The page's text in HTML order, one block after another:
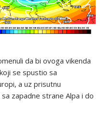
da bi ovoga vikenda
se spustio sa
a uz prisutnu
zapadne strane Alpa i do